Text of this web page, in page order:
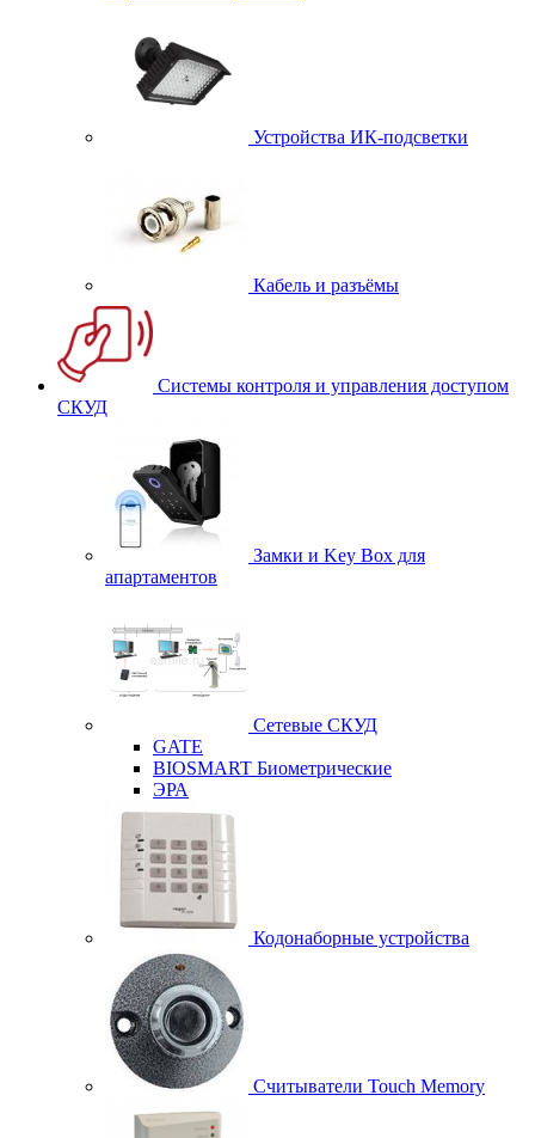
Устройства ИК-подсветки
Кабель и разъёмы
Системы контроля и управления доступом
СКУД
Замки и Key Box для
апартаментов
Сетевые СКУД
GATE
BIOSMART Биометрические
ЭРА
Кодонаборные устройства
Считыватели Touch Memory